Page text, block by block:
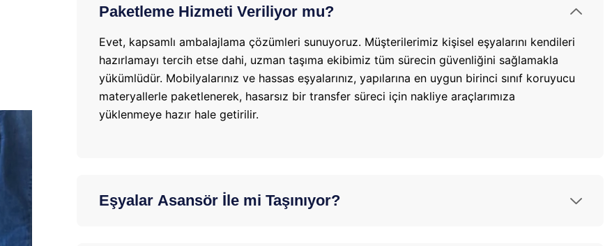
Paketleme Hizmeti Veriliyor mu?
Evet, kapsamlı ambalajlama çözümleri sunuyoruz. Müşterilerimiz kişisel eşyalarını kendileri
hazırlamayı tercih etse dahi, uzman taşıma ekibimiz tüm sürecin güvenliğini sağlamakla
yükümlüdür. Mobilyalarınız ve hassas eşyalarınız, yapılarına en uygun birinci sınıf koruyucu
materyallerle paketlenerek, hasarsız bir transfer süreci için nakliye araçlarımıza
yüklenmeye hazır hale getirilir.
Eşyalar Asansör İle mi Taşınıyor?